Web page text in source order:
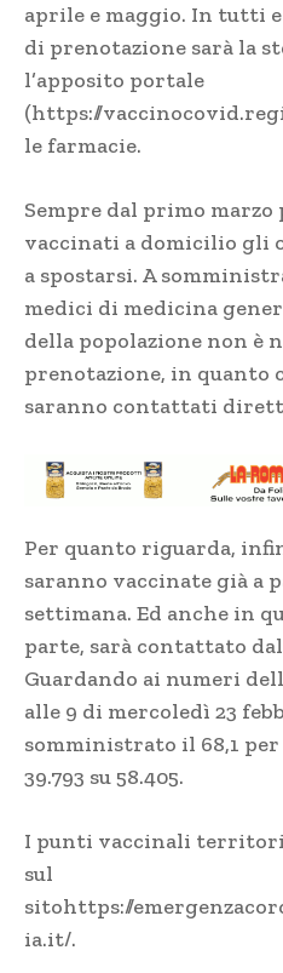
aprile e maggio. In tutti
di prenotazione sarà la
l’apposito portale
(https://
le farmacie.
Sempre dal primo marzo
vaccinati a domicilio gli
a spostarsi. A
medici di medicina
della popolazione non è
prenotazione, in quanto
saranno contattati
Per quanto riguarda,
saranno vaccinate già a
settimana. Ed anche in
parte, sarà contattato
Guardando ai numeri
alle 9 di mercoledì 23
somministrato il 68,1 per
39.793 su 58.405.
I punti vaccinali
sul
sitohttps://
ia.it/.